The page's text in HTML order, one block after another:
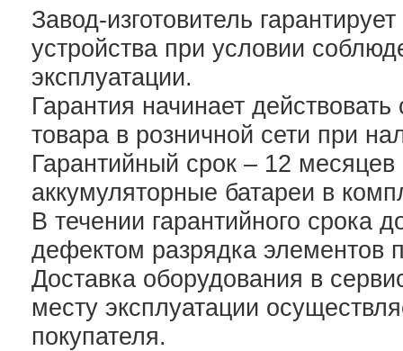
Завод-изготовитель
устройства при условии
эксплуатации.
Гарантия начинает
товара в розничной сети при
Гарантийный срок – 12
аккумуляторные батареи в
В течении гарантийного срока
дефектом разрядка элементов
Доставка оборудования в
месту эксплуатации
покупателя.